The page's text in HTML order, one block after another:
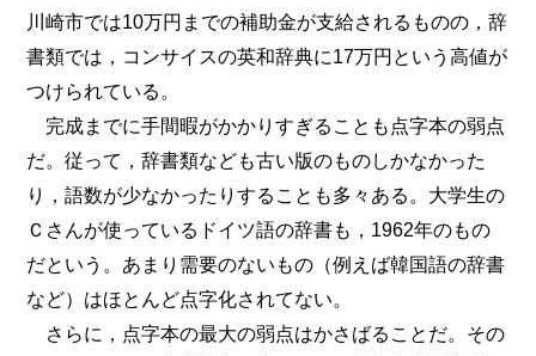
川崎市では10万円までの補助金が支給されるものの，辞
書類では，コンサイスの英和辞典に17万円という高値が
つけられている。
完成までに手間暇がかかりすぎることも点字本の弱点
だ。従って，辞書類なども古い版のものしかなかった
り，語数が少なかったりすることも多々ある。大学生の
Ｃさんが使っているドイツ語の辞書も，1962年のもの
だという。あまり需要のないもの（例えば韓国語の辞書
など）はほとんど点字化されてない。
さらに，点字本の最大の弱点はかさばることだ。その